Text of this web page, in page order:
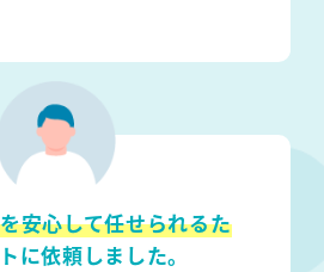
安心して任せられるた
に依頼しました。